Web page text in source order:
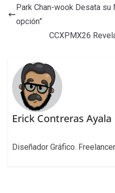
Park Chan-wook Desata su
opción”
CCXPMX26
Erick Contreras Ayala
Diseñador Gráfico.